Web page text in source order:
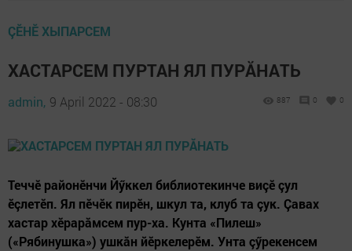
ÇӖНӖ ХЫПАРСЕМ
ХАСТАРСЕМ ПУРТАН ЯЛ ПУРĂНАТЬ
admin, 9 April 2022 - 08:30 887 0 0
Теччӗ районӗнчи Йӳккел библиотекинче виçӗ çул
ӗçлетӗп. Ял пӗчӗк пирӗн, шкул та, клуб та çук. Çавах
хастар хӗрарăмсем пур-ха. Кунта «Пилеш»
(«Рябинушка») ушкăн йӗркелерӗм. Унта çӳрекенсем